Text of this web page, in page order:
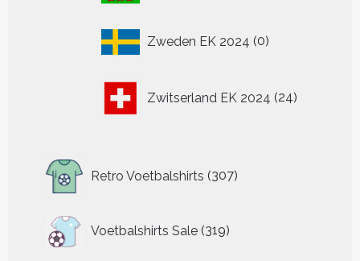
Zweden EK 2024 0
producten
Zwitserland EK 2024 24
producten
Retro Voetbalshirts 307
producten
Voetbalshirts Sale 319
319
producten